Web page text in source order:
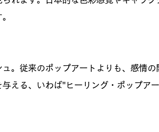
。従来のポップアートよりも、感情
える、いわば"ヒーリング・ポップア